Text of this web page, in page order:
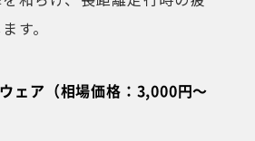
す。
ェア（相場価格：3,000円〜